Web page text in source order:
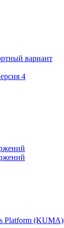
вариант
4
Platform (KUMA)